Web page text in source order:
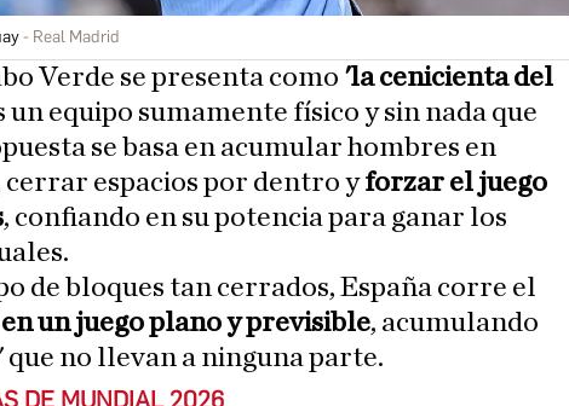
Real Madrid
Verde se presenta como 'la cenicienta del
un equipo sumamente físico y sin nada que
se basa en acumular hombres en
cerrar espacios por dentro yforzar el juego
, confiando en su potencia para ganar los
de bloques tan cerrados, España corre el
un juego plano y previsible, acumulando
que no llevan a ninguna parte.